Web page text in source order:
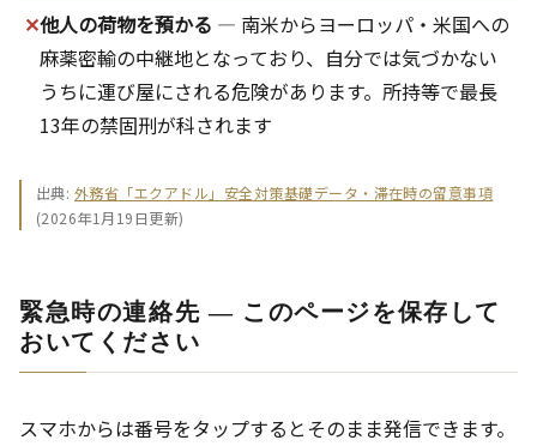
✕他人の荷物を預かる ― 南米からヨーロッパ・米国への
麻薬密輸の中継地となっており、自分では気づかない
うちに運び屋にされる危険があります。所持等で最長
13年の禁固刑が科されます
出典: 外務省「エクアドル」安全対策基礎データ・滞在時の留意事項
(2026年1月19日更新)
緊急時の連絡先 ― このページを保存して
おいてください
スマホからは番号をタップするとそのまま発信できます。